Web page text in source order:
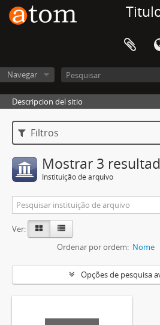
Navegar
Descripcion del sitio
Filtros
Mostrar 3
Instituição de arquivo
Ver:
Ordenar por ordem: Nome
Opções de pesquisa